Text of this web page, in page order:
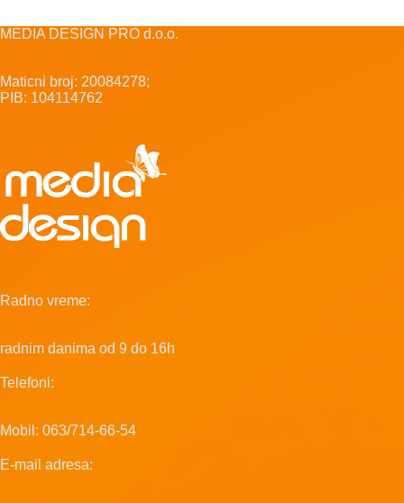
MEDIA DESIGN PRO d.o.o.
Maticni broj: 20084278;
PIB: 104114762
Radno vreme:
radnim danima od 9 do 16h
Telefoni:
Mobil: 063/714-66-54
E-mail adresa: